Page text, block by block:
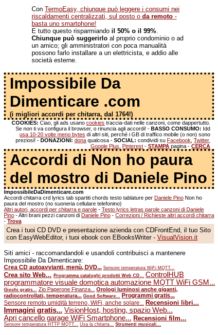
Con TermoEasy, chiunque può leggere i consumi nei
riscaldamenti centralizzati, sul posto o da remoto -
basta uno smartphone!
E tutto questo risparmiando il 50% o il 99%.
Chiunque può suggerirlo al proprio condominio o ad
un amico; gli amministratori con poca manualità
possono farlo installare a un elettricista, e addio alle
società esterne.
Impossibile Da
Dimenticare .com
(i migliori accordi per chitarra, dal 1764!)
COOKIES: Ciao, gli ads usanocookies traccia-dati nelle canzoni, come dappertutto.
Se non ti va configura il browser, o rinuncia agli accordi! -BASSO CONSUMO: Idd
usa 10-20 volte meno bytes di altri siti, perché i GB di traffico mobile (o non) sono
preziosi! -DONAZIONI: dona qualcosa -SOCIAL: condividi suFacebook ,Twitter,
Google Plus ,Pinterest -STAMPA pagina -CERCA
Accordi di Non ho paura
del mostro di Daniele Pino
ImpossibileDaDimenticare.com
Accordi chitarra crd lyrics tab spartiti chords testo tablature per Daniele Pino Non ho
paura del mostro (no suoneria cellulare telefonino)
Altri autori, accordi per chitarra e parole - Testo lyrics letras parole canzoni di Daniele
Pino - Altri brani pezzi canzoni di Daniele Pino - Correzioni / Richieste altri accordi chitarra
- Trova
Crea i tuoi CD DVD e presentazione azienda con CDFrontEnd, il tuo Sito
con EasyWebEditor, i tuoi ebook con EBooksWriter - VisualVision.it
Siti amici - raccomandandoli e usandoli contribuisci a mantenere
Impossibile Da Dimenticare:
Crea CD autoavvianti, menù, DVD... Sensore temperatura WiFi MQTT...
Crea sito Web... Programma cataloghi prodotti Web CD... ControlHUB
programmatore visuale domotica automazione MQTT WiFi GSM...
Giochi gratis... Zio Paperone Finanza...
Orologi luminosi anche giganti,
radiocontrollati, temperatura... Good Software... Programmi gratis...
Sensore remoto umidità terreno, WiFi, anche solare... Recensioni libri...
Immagini gratis... VisionHost, hosting, spazio Web...
Apri cancello garage WiFi Smartphone... Recensioni film...
Sensore temperatura HTTP MQTT... Usa la chitarra... Strumenti musicali...